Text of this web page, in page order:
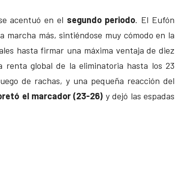
acentuó en el segundo periodo. El Eufón
marcha más, sintiéndose muy cómodo en la
hasta firmar una máxima ventaja de diez
renta global de la eliminatoria hasta los 23
de rachas, y una pequeña reacción del
el marcador (23-26) y dejó las espadas